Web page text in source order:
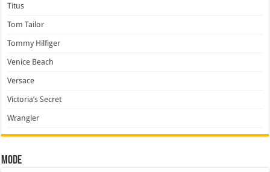
Titus
Tom Tailor
Tommy Hilfiger
Venice Beach
Versace
Victoria’s Secret
Wrangler
Mode